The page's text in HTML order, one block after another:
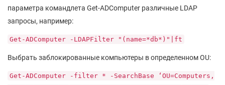
параметра командлета Get-ADComputer различные LDAP
запросы, например:
Get-ADComputer -LDAPFilter "(name=*db*)"|ft
Выбрать заблокированные компьютеры в определенном OU:
Get-ADComputer -filter * -SearchBase ‘OU=Computers,